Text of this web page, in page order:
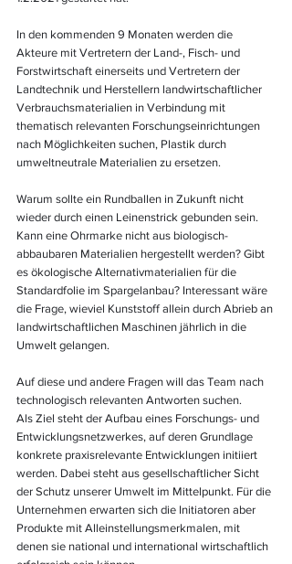
In den kommenden 9 Monaten werden die
Akteure mit Vertretern der Land-, Fisch- und
Forstwirtschaft einerseits und Vertretern der
Landtechnik und Herstellern landwirtschaftlicher
Verbrauchsmaterialien in Verbindung mit
thematisch relevanten Forschungseinrichtungen
nach Möglichkeiten suchen, Plastik durch
umweltneutrale Materialien zu ersetzen.
Warum sollte ein Rundballen in Zukunft nicht
wieder durch einen Leinenstrick gebunden sein.
Kann eine Ohrmarke nicht aus biologisch-
abbaubaren Materialien hergestellt werden? Gibt
es ökologische Alternativmaterialien für die
Standardfolie im Spargelanbau? Interessant wäre
die Frage, wieviel Kunststoff allein durch Abrieb an
landwirtschaftlichen Maschinen jährlich in die
Umwelt gelangen.
Auf diese und andere Fragen will das Team nach
technologisch relevanten Antworten suchen.
Als Ziel steht der Aufbau eines Forschungs- und
Entwicklungsnetzwerkes, auf deren Grundlage
konkrete praxisrelevante Entwicklungen initiiert
werden. Dabei steht aus gesellschaftlicher Sicht
der Schutz unserer Umwelt im Mittelpunkt. Für die
Unternehmen erwarten sich die Initiatoren aber
Produkte mit Alleinstellungsmerkmalen, mit
denen sie national und international wirtschaftlich